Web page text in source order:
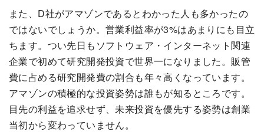
また、D社がアマゾンであるとわかった人も多かったの
ではないでしょうか。営業利益率が3%はあまりにも目立
ちます。つい先日もソフトウェア・インターネット関連
企業で初めて研究開発投資で世界一になりました。販管
費に占める研究開発費の割合も年々高くなっています。
アマゾンの積極的な投資姿勢は誰もが知るところです。
目先の利益を追求せず、未来投資を優先する姿勢は創業
当初から変わっていません。